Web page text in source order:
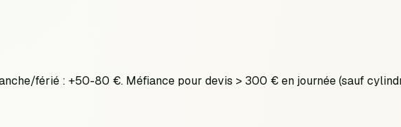
férié : +50-80 €. Méfiance pour devis > 300 € en journée (sauf